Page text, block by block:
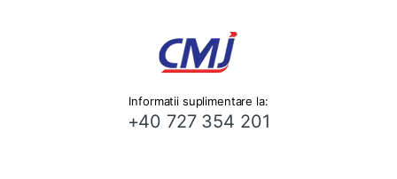
Informatii suplimentare la:
+40 727 354 201